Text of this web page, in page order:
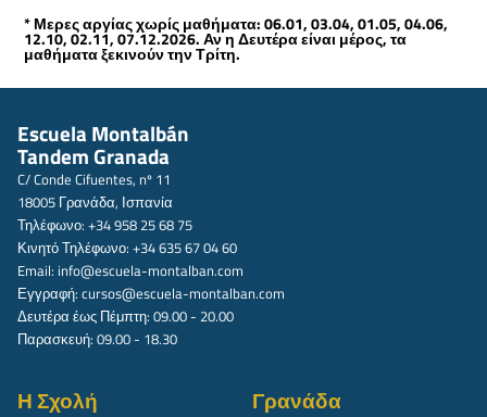
* Μερες αργίας χωρίς μαθήματα: 06.01, 03.04, 01.05, 04.06,
12.10, 02.11, 07.12.2026. Αν η Δευτέρα είναι μέρος, τα
μαθήματα ξεκινούν την Τρίτη.
Escuela Montalbán
Tandem Granada
C/ Conde Cifuentes, nº 11
18005 Γρανάδα, Ισπανία
Τηλέφωνο: +34 958 25 68 75
Κινητό Τηλέφωνο: +34 635 67 04 60
Email: info@escuela-montalban.com
Εγγραφή: cursos@escuela-montalban.com
Δευτέρα έως Πέμπτη: 09.00 - 20.00
Παρασκευή: 09.00 - 18.30
Η Σχολή Γρανάδα